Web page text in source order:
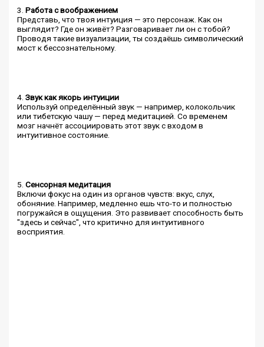
3.Работа с воображением
Представь, что твоя интуиция — это персонаж. Как он
выглядит? Где он живёт? Разговаривает ли он с тобой?
Проводя такие визуализации, ты создаёшь символический
мост к бессознательному.
4.Звук как якорь интуиции
Используй определённый звук — например, колокольчик
или тибетскую чашу — перед медитацией. Со временем
мозг начнёт ассоциировать этот звук с входом в
интуитивное состояние.
5.Сенсорная медитация
Включи фокус на один из органов чувств: вкус, слух,
обоняние. Например, медленно ешь что-то и полностью
погружайся в ощущения. Это развивает способность быть
"здесь и сейчас", что критично для интуитивного
восприятия.